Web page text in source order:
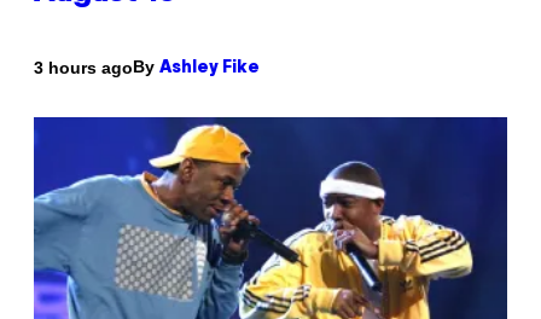
3 hours agoBy Ashley Fike